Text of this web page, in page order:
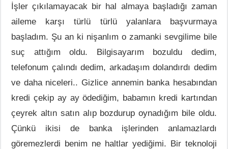
İşler çıkılamayacak bir hal almaya başladığı zaman
aileme karşı türlü türlü yalanlara başvurmaya
başladım. Şu an ki nişanlım o zamanki sevgilime bile
suç attığım oldu. Bilgisayarım bozuldu dedim,
telefonum çalındı dedim, arkadaşım dolandırdı dedim
ve daha niceleri.. Gizlice annemin banka hesabından
kredi çekip ay ay ödediğim, babamın kredi kartından
çeyrek altın satın alıp bozdurup oynadığım bile oldu.
Çünkü ikisi de banka işlerinden anlamazlardı
göremezlerdi benim ne haltlar yediğimi. Bir teknoloji